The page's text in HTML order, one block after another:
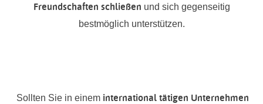
Freundschaften schließen und sich gegenseitig
bestmöglich unterstützen.
Sollten Sie in einem international tätigen Unternehmen